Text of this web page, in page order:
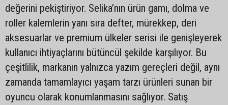
değerini pekiştiriyor. Selika’nın ürün gamı, dolma ve
roller kalemlerin yanı sıra defter, mürekkep, deri
aksesuarlar ve premium ülkeler serisi ile genişleyerek
kullanıcı ihtiyaçlarını bütüncül şekilde karşılıyor. Bu
çeşitlilik, markanın yalnızca yazım gereçleri değil, aynı
zamanda tamamlayıcı yaşam tarzı ürünleri sunan bir
oyuncu olarak konumlanmasını sağlıyor. Satış